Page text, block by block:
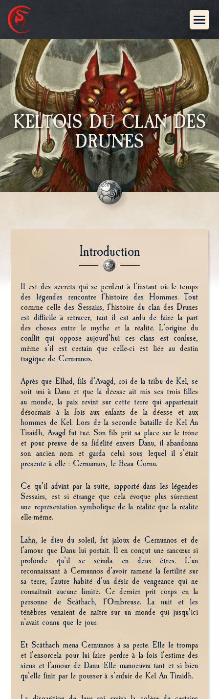
KELTOIS DU CLAN DES
DRUNES
Introduction
Il est des secrets qui se perdent à l’instant où le temps
des légendes rencontre l’histoire des Hommes. Tout
comme celle des Sessairs, l’histoire du clan des Drunes
est difficile à retracer, tant il est ardu de faire la part
des choses entre le mythe et la réalité. L’origine du
conflit qui oppose aujourd’hui ces clans est confuse,
même s’il est certain que celle-ci est liée au destin
tragique de Cernunnos.
Après que Elhad, fils d’Avagd, roi de la tribu de Kel, se
soit uni à Danu et que la déesse ait mis ses trois filles
au monde, la paix revint sur cette terre qui appartenait
désormais à la fois aux enfants de la déesse et aux
hommes de Kel. Lors de la seconde bataille de Kel An
Tiraidh, Avagd fut tué. Son fils prit sa place sur le trône
et pour preuve de sa fidélité envers Danu, il abandonna
son ancien nom et garda celui sous lequel il s’était
présenté à elle : Cernunnos, le Beau Cornu.
Ce qu’il advint par la suite, rapporté dans les légendes
Sessairs, est si étrange que cela évoque plus sûrement
une représentation symbolique de la réalité que la réalité
elle-même.
Lahn, le dieu du soleil, fut jaloux de Cernunnos et de
l’amour que Danu lui portait. Il en conçut une rancœur si
profonde qu’il se scinda en deux êtres. L’un
reconnaissant à Cernunnos d’avoir ramené la fertilité sur
sa terre, l’autre habité d’un désir de vengeance qui ne
connaîtrait aucune limite. Ce dernier prit corps en la
personne de Scâthach, l’Ombreuse. La nuit et les
ténèbres venaient de naître sur un monde qui jusqu’ici
n’avait connu que le jour.
Et Scâthach mena Cernunnos à sa perte. Elle le trompa
et l’ensorcela pour lui faire perdre à la fois l’estime des
siens et l’amour de Danu. Elle manoeuvra tant et si bien
qu’elle finit par le pousser à s’enfuir de Kel An Tiraidh.